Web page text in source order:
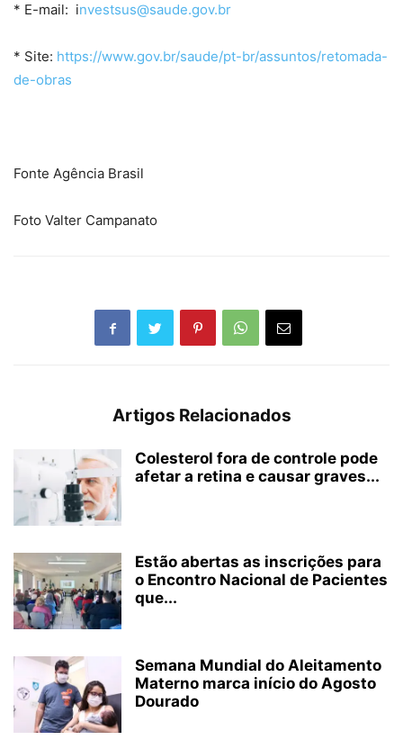
* E-mail: investsus@saude.gov.br
* Site: https://www.gov.br/saude/pt-br/assuntos/retomada-
de-obras
Fonte Agência Brasil
Foto Valter Campanato
Artigos Relacionados
Colesterol fora de controle pode
afetar a retina e causar graves...
Estão abertas as inscrições para
o Encontro Nacional de Pacientes
que...
Semana Mundial do Aleitamento
Materno marca início do Agosto
Dourado